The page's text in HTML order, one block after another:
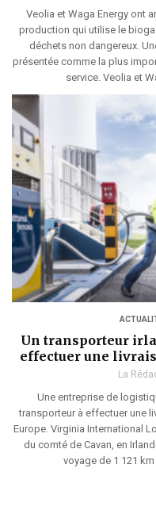
Veolia et Waga Energy ont
production qui utilise le
déchets non dangereux.
présentée comme la plus
service. Veolia et
Un transporteur
effectuer une
La
Une entreprise de
transporteur à effectuer une
Europe. Virginia International
du comté de Cavan, en
voyage de 1 121